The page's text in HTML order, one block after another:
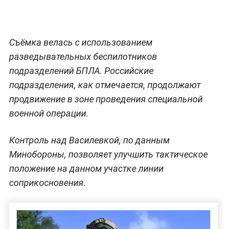
Съёмка велась с использованием
разведывательных беспилотников
подразделений БПЛА. Российские
подразделения, как отмечается, продолжают
продвижение в зоне проведения специальной
военной операции.
Контроль над Василевкой, по данным
Минобороны, позволяет улучшить тактическое
положение на данном участке линии
соприкосновения.